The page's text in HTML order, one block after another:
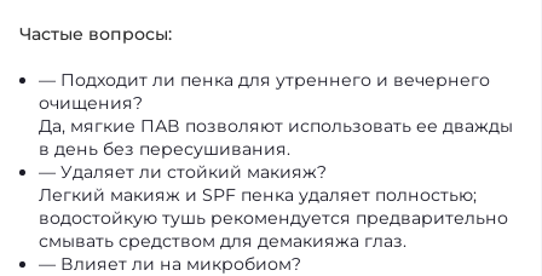
Частые вопросы:
— Подходит ли пенка для утреннего и вечернего
очищения?
Да, мягкие ПАВ позволяют использовать ее дважды
в день без пересушивания.
— Удаляет ли стойкий макияж?
Легкий макияж и SPF пенка удаляет полностью;
водостойкую тушь рекомендуется предварительно
смывать средством для демакияжа глаз.
— Влияет ли на микробиом?